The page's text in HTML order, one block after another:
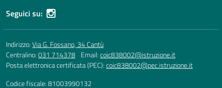
Seguici su:
Indirizzo:Via G. Fossano, 34 Cantù
Centralino:031 714378 Email:coic838002@istruzione.it
Posta elettronica certificata (PEC):coic838002@pec.istruzione.it
Codice fiscale: 81003990132